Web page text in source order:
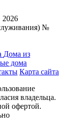
№
Дома из
дома
Карта сайта
владельца.
офертой.